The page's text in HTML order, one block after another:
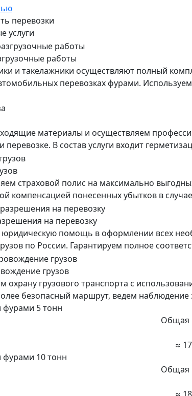
перевозки
услуги
работы
и такелажники осуществляют полный
перевозках фурами.
материалы и осуществляем
перевозке. В состав услуги входит
страховой полис на максимально
компенсацией понесенных убытков в
на перевозку
помощь в оформлении всех
по России. Гарантируем полное
грузов
охрану грузового транспорта с
безопасный маршрут, ведем наблюдение
фурами 5 тонн
Общая
≈
фурами 10 тонн
Общая
≈